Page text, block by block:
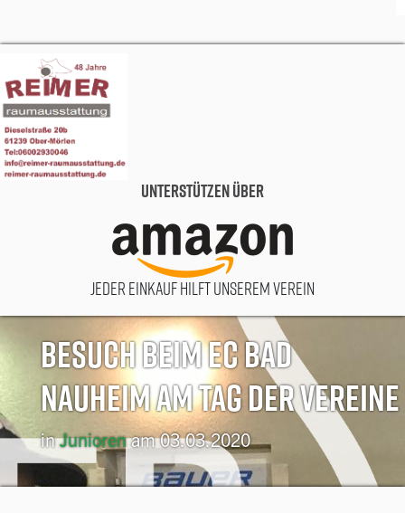
Unterstützen über
Jeder Einkauf hilft unserem Verein
Besuch beim EC Bad
Nauheim am Tag der Vereine
inJuniorenam 03.03.2020